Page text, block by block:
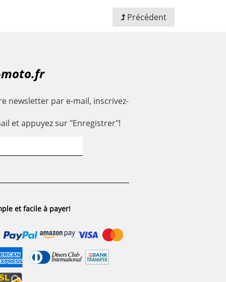
Précédent
newsletter par e-mail, inscrivez-
et appuyez sur "Enregistrer"!
et facile à payer!